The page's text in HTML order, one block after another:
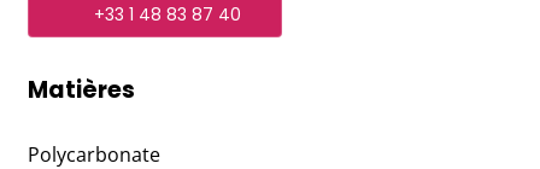
+33 1 48 83 87 40
Matières
Polycarbonate